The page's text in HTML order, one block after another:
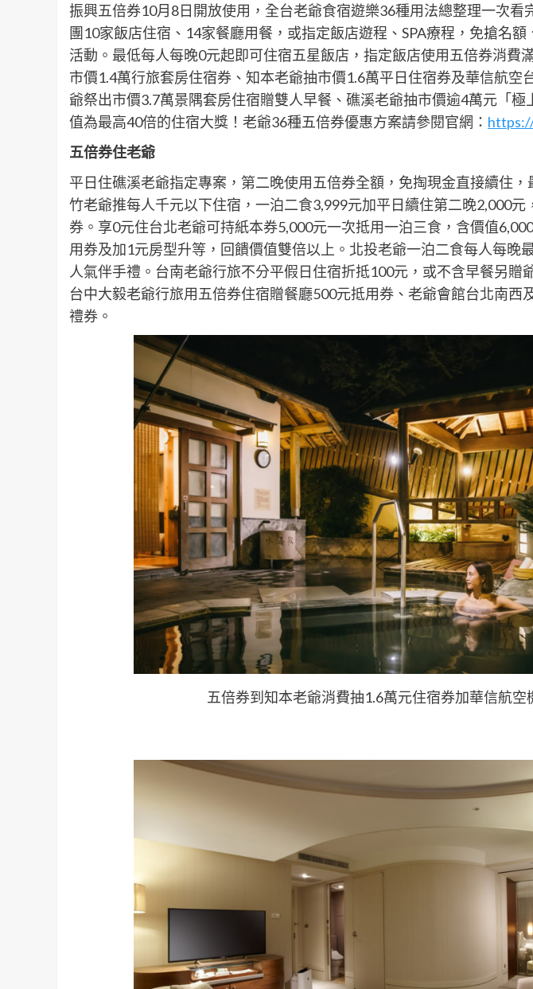
振興五倍券10月8日開放使用，全台老爺食宿遊樂36種用法總整理一次看
團10家飯店住宿、14家餐廳用餐，或指定飯店遊程、SPA療程，免搶名
活動。最低每人每晚0元起即可住宿五星飯店，指定飯店使用五倍券消費
市價1.4萬行旅套房住宿券、知本老爺抽市價1.6萬平日住宿券及華信航空
爺祭出市價3.7萬景隅套房住宿贈雙人早餐、礁溪老爺抽市價逾4萬元「極
值為最高40倍的住宿大獎！老爺36種五倍券優惠方案請參閱官網：
五倍券住老爺
平日住礁溪老爺指定專案，第二晚使用五倍券全額，免掏現金直接續住
竹老爺推每人千元以下住宿，一泊二食3,999元加平日續住第二晚2,000元
券。享0元住台北老爺可持紙本券5,000元一次抵用一泊三食，含價值
用券及加1元房型升等，回饋價值雙倍以上。北投老爺一泊二食每人每晚
人氣伴手禮。台南老爺行旅不分平假日住宿折抵100元，或不含早餐另贈
台中大毅老爺行旅用五倍券住宿贈餐廳500元抵用券、老爺會館台北南西
禮券。
五倍券到知本老爺消費抽1.6萬元住宿券加華信航空